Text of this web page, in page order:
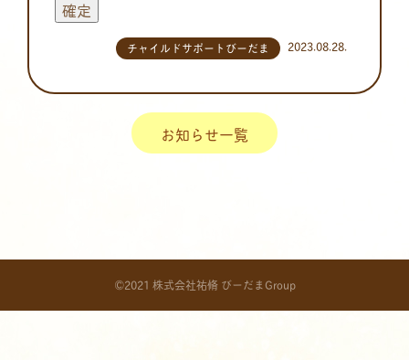
2023.08.28.
チャイルドサポートびーだま
お知らせ一覧
©2021 株式会社祐脩 びーだまGroup